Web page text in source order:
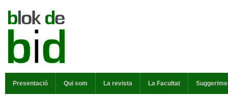
Presentació Qui som La revista La Facultat